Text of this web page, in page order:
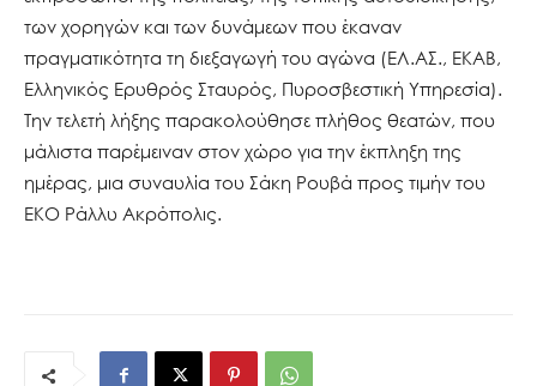
των χορηγών και των δυνάμεων που έκαναν
πραγματικότητα τη διεξαγωγή του αγώνα (ΕΛ.ΑΣ., ΕΚΑΒ,
Ελληνικός Ερυθρός Σταυρός, Πυροσβεστική Υπηρεσία).
Την τελετή λήξης παρακολούθησε πλήθος θεατών, που
μάλιστα παρέμειναν στον χώρο για την έκπληξη της
ημέρας, μια συναυλία του Σάκη Ρουβά προς τιμήν του
ΕΚΟ Ράλλυ Ακρόπολις.